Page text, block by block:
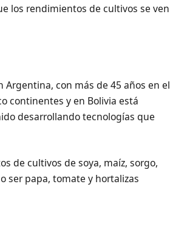
los rendimientos de cultivos se ven
con más de 45 años en el
continentes y en Bolivia está
desarrollando tecnologías que
de cultivos de soya, maíz, sorgo,
ser papa, tomate y hortalizas